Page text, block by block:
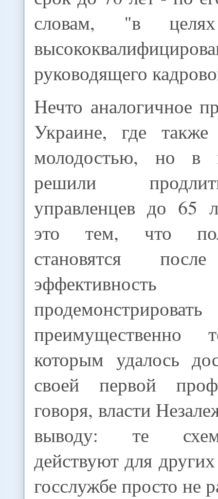
словам, "в целях
руководящего
Нечто аналогичное
Украине, где также
молодостью, но в
решили
управленцев до 65
это тем, что
становятся
продемонстрировать
преимущественно
которым удалось
своей первой
говоря, власти
выводу: те
действуют для
госслужбе просто не